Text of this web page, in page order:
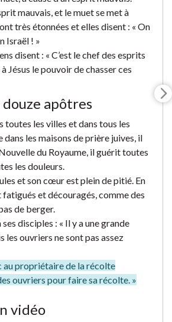
mauvais, et le muet se met à
très étonnées et elles disent : « On
Israël ! »
disent : « C’est le chef des esprits
Jésus le pouvoir de chasser ces
apôtres
toutes les villes et dans tous les
dans les maisons de prière juives, il
du Royaume, il guérit toutes
les douleurs.
et son cœur est plein de pitié. En
et découragés, comme des
de berger.
disciples : « Il y a une grande
les ouvriers ne sont pas assez
au propriétaire de la récolte
ouvriers pour faire sa récolte. »
vidéo